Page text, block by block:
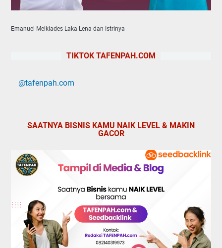
Emanuel Melkiades Laka Lena dan Istrinya
TIKTOK TAFENPAH.COM
@tafenpah.com
SAATNYA BISNIS KAMU NAIK LEVEL & MAKIN
GACOR